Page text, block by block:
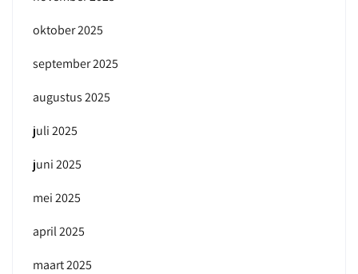
oktober 2025
september 2025
augustus 2025
juli 2025
juni 2025
mei 2025
april 2025
maart 2025